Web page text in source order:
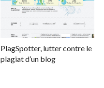
PlagSpotter, lutter contre le
plagiat d’un blog